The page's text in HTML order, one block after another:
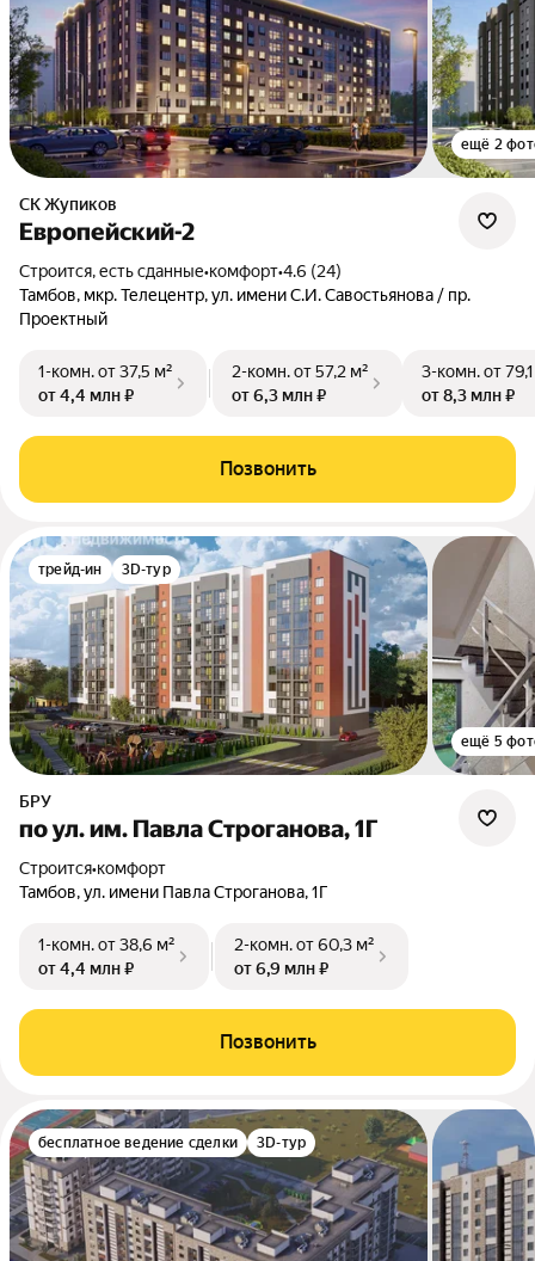
ещё 2
СК Жупиков
Европейский-2
Строится, есть сданные•комфорт•4.6 (24)
Тамбов, мкр. Телецентр, ул. имени С.И. Савостьянова / пр.
Проектный
1-комн.от 37,5 м²
от 4,4 млн ₽
2-комн.от 57,2 м²
от 6,3 млн ₽
3-комн.от
от 8,3 млн ₽
Позвонить
трейд-ин 3D-тур
ещё 5
БРУ
по ул. им. Павла Строганова, 1Г
Строится•комфорт
Тамбов, ул. имени Павла Строганова, 1Г
1-комн.от 38,6 м²
от 4,4 млн ₽
2-комн.от 60,3 м²
от 6,9 млн ₽
Позвонить
бесплатное ведение сделки 3D-тур